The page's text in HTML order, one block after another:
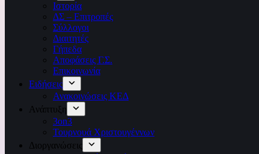
Ιστορία
ΔΣ – Επιτροπές
Σύλλογοι
Διαιτητές
Γήπεδα
Αποφάσεις Γ.Σ.
Επικοινωνία
Ειδήσεις
Ανακοινώσεις ΚΕΔ
Ανάπτυξη
3on3
Τουρνουά Χριστουγέννων
Διοργανώσεις